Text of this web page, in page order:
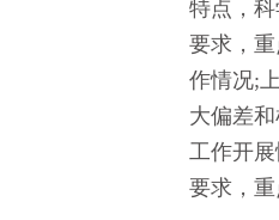
特点，
要求，
作情况;
大偏差
工作开
要求，